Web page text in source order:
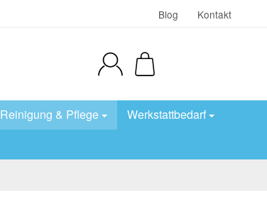
Blog Kontakt
Reinigung & Pflege
Werkstattbedarf